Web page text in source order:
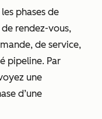
phases de
rendez-vous,
de service,
pipeline. Par
une
d’une